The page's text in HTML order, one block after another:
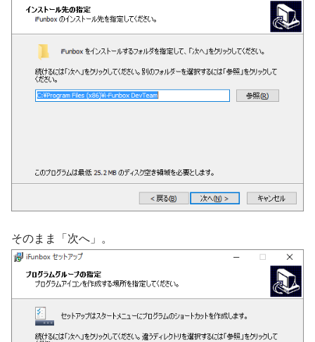
そのまま「次へ」。